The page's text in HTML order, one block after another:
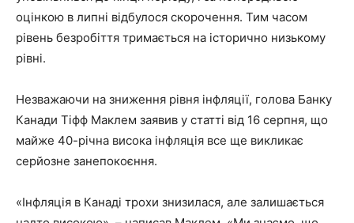
оцінкою в липні відбулося скорочення. Тим часом
рівень безробіття тримається на історично низькому
рівні.
Незважаючи на зниження рівня інфляції, голова Банку
Канади Тіфф Маклем заявив у статті від 16 серпня, що
майже 40-річна висока інфляція все ще викликає
серйозне занепокоєння.
«Інфляція в Канаді трохи знизилася, але залишається